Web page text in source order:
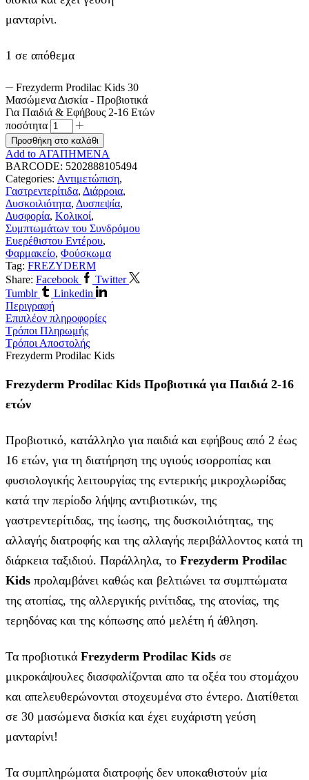
μανταρίνι.
1 σε απόθεμα
Frezyderm Prodilac Kids 30
Μασώμενα Δισκία - Προβιοτικά
Για Παιδιά & Εφήβους 2-16 Ετών
ποσότητα
Προσθήκη στο καλάθι
Add to ΑΓΑΠΗΜΕΝΑ
BARCODE: 5202888105494
Categories: Αντιμετώπιση,
Γαστρεντερίτιδα, Διάρροια,
Δυσκοιλιότητα, Δυσπεψία,
Δυσφορία, Κολικοί,
Συμπτωμάτων του Συνδρόμου
Ευερέθιστου Εντέρου,
Φαρμακείο, Φούσκωμα
Tag: FREZYDERM
Share: Facebook
Twitter
Tumblr
Linkedin
Περιγραφή
Επιπλέον πληροφορίες
Τρόποι Πληρωμής
Τρόποι Αποστολής
Frezyderm Prodilac Kids
Frezyderm Prodilac Kids Προβιοτικά για Παιδιά 2-16
ετών
Προβιοτικό, κατάλληλο για παιδιά και εφήβους από 2 έως
16 ετών, για τη διατήρηση της υγιούς ισορροπίας και
φυσιολογικής λειτουργίας της εντερικής μικροχλωρίδας
κατά την περίοδο λήψης αντιβιοτικών, της
γαστρεντερίτιδας, της ίωσης, της δυσκοιλιότητας, της
αλλαγής διατροφής και της αλλαγής περιβάλλοντος κατά τη
διάρκεια ταξιδιού. Παράλληλα, το Frezyderm Prodilac
Kids προλαμβάνει καθώς και βελτιώνει τα συμπτώματα
της ατοπίας, της αλλεργικής ρινίτιδας, της ατονίας, της
τερηδόνας και της κόπωσης από μελέτη ή άθληση.
Τα προβιοτικά Frezyderm Prodilac Kids σε
μικροκάψουλες διασφαλίζονται απο τα οξέα του στομάχου
και απελευθερώνονται στοχευμένα στο έντερο. Διατίθεται
σε 30 μασώμενα δισκία και έχει ευχάριστη γεύση
μανταρίνι!
Τα συμπληρώματα διατροφής δεν υποκαθιστούν μία